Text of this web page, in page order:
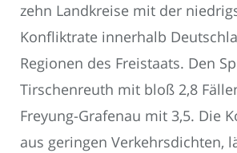
zehn Landkreise mit der
Konfliktrate innerhalb
Regionen des Freistaats. Den
Tirschenreuth mit bloß 2,8
Freyung-Grafenau mit 3,5. Die
aus geringen Verkehrsdichten,